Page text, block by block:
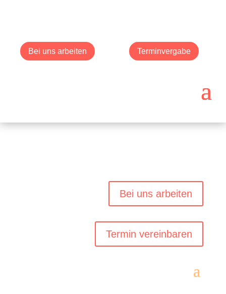
Bei uns arbeiten Terminvergabe
Bei uns arbeiten
Termin vereinbaren